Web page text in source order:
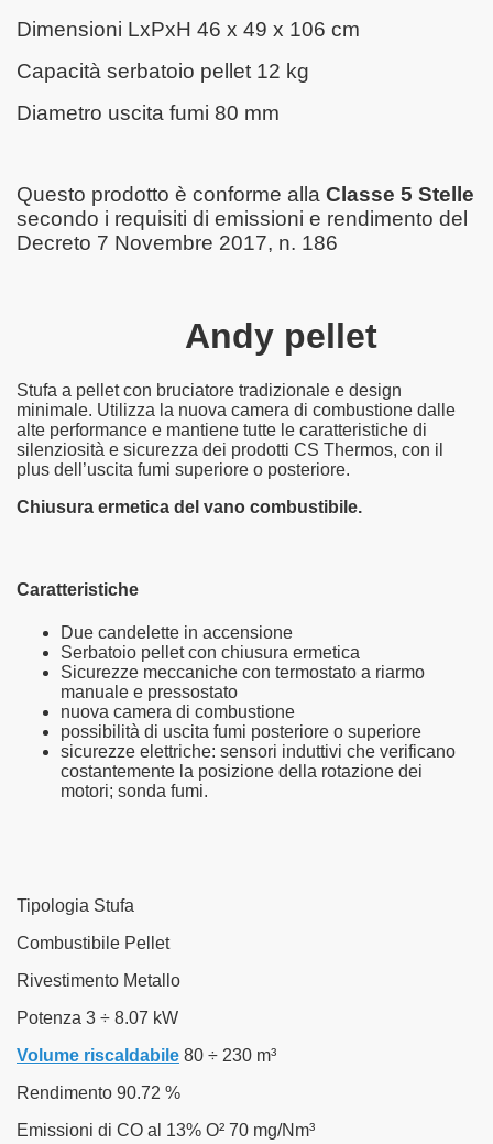
Dimensioni LxPxH 46 x 49 x 106 cm
Capacità serbatoio pellet 12 kg
Diametro uscita fumi 80 mm
Questo prodotto è conforme alla Classe 5 Stelle
secondo i requisiti di emissioni e rendimento del
Decreto 7 Novembre 2017, n. 186
Andy pellet
Stufa a pellet con bruciatore tradizionale e design
minimale. Utilizza la nuova camera di combustione dalle
alte performance e mantiene tutte le caratteristiche di
silenziosità e sicurezza dei prodotti CS Thermos, con il
plus dell’uscita fumi superiore o posteriore.
Chiusura ermetica del vano combustibile.
Caratteristiche
Due candelette in accensione
Serbatoio pellet con chiusura ermetica
Sicurezze meccaniche con termostato a riarmo
manuale e pressostato
nuova camera di combustione
possibilità di uscita fumi posteriore o superiore
sicurezze elettriche: sensori induttivi che verificano
costantemente la posizione della rotazione dei
motori; sonda fumi.
Tipologia Stufa
Combustibile Pellet
Rivestimento Metallo
Potenza 3 ÷ 8.07 kW
Volume riscaldabile 80 ÷ 230 m³
Rendimento 90.72 %
Emissioni di CO al 13% O² 70 mg/Nm³
di calore